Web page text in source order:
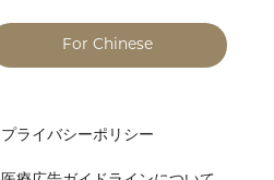
For Chinese
プライバシーポリシー